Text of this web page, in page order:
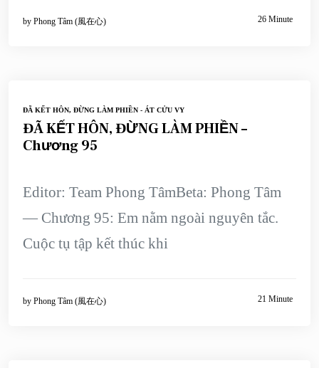
by Phong Tâm (風在心) 26 Minute
ĐÃ KẾT HÔN, ĐỪNG LÀM PHIỀN - ÁT CỬU VY
ĐÃ KẾT HÔN, ĐỪNG LÀM PHIỀN –
Chương 95
Editor: Team Phong TâmBeta: Phong Tâm
— Chương 95: Em nằm ngoài nguyên tắc.
Cuộc tụ tập kết thúc khi
by Phong Tâm (風在心) 21 Minute